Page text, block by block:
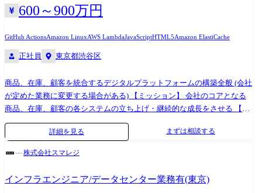
へのキャッチアップ、トレンド理解、技術理解、顧客活用に勤しんでい
ます。本ポジションで具体的に担っていただきたい仕事の例は以下の通
ElastiCache etc), Terraform ▼開発環境 コード管理: Github コミュニケーシ
では、社員の創造性と生産性を最大限に引き出すために、最新の生成AI
サービスを積極的に導入しています。 特に、機密情報や社内秘情報とい
った重要なデータも安心して入力できる、高度なセキュリティを備えた
AIサービスを活用している点が大きな特徴です。 以下は、社内で利用が
許可されているサービス/APIの一部です。 今後も常に最先端のAIを検
生成AIサービス ・ChatGPT Team/Enterprise ・Azure OpenAI Service ・
Claude Team/Enterprise ・Gemini Advanced/Gemini for GWS ・Perplexity
600～900万円
GitHub ActionsAmazon LinuxAWS LambdaJavaScriptHTML5Amazon ElastiCache
正社員 東京都渋谷区
商品、在庫、顧客を統合するデジタルプラットフォームの構築全般 (会社
が定めた業務に変更する場合がある) 【ミッション】 会社のコアとなる
商品、在庫、顧客の各システムの立ち上げ・継続的な成長をさせる 【主
要業務】 ・自社EC並びにデジタルプラットフォーム、周辺システムの企
画/設計/開発/保守運用業務 ・生成AIを活用した会社全体の生産性の向上
テム開発 【開発手法】 ・生成AIを積極的に活用した開発 ・クリーンア
ーキテクチャを意識した設計開発 ・テスト駆動開発 ・ペアプロ、モブプ
詳細を見る まずは相談する
株式会社スマレジ
インフラエンジニア/データセンター業務有(東京)